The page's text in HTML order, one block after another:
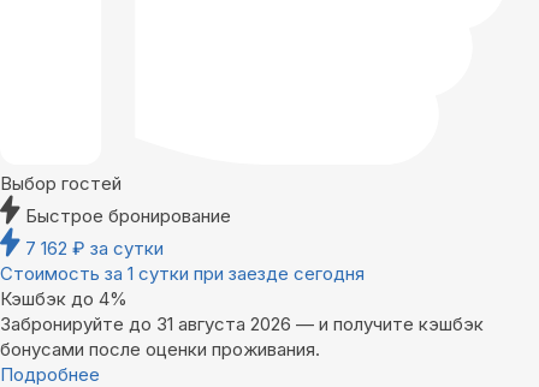
Выбор гостей
Быстрое бронирование
7 162 ₽ за сутки
Стоимость за 1 сутки при заезде сегодня
Кэшбэк до 4%
Забронируйте до 31 августа 2026 — и получите кэшбэк
бонусами после оценки проживания.
Подробнее